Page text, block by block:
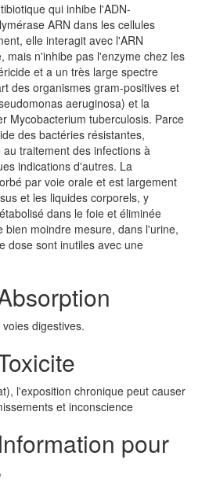
qui inhibe l'ADN-
ARN dans les cellules
elle interagit avec l'ARN
mais n'inhibe pas l'enzyme chez les
et a un très large spectre
des organismes gram-positives et
aeruginosa) et la
Mycobacterium tuberculosis. Parce
des bactéries résistantes,
traitement des infections à
indications d'autres. La
par voie orale et est largement
et les liquides corporels, y
dans le foie et éliminée
bien moindre mesure, dans l'urine,
dose sont inutiles avec une
digestives.
l'exposition chronique peut causer
et inconscience
pour